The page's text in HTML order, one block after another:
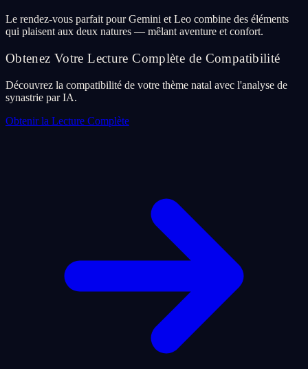
Le rendez-vous parfait pour Gemini et Leo combine des éléments
qui plaisent aux deux natures — mêlant aventure et confort.
Obtenez Votre Lecture Complète de Compatibilité
Découvrez la compatibilité de votre thème natal avec l'analyse de
synastrie par IA.
Obtenir la Lecture Complète